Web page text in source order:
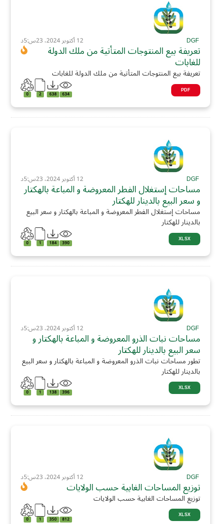
DGF 12 أكتوبر 2024، 23س:5د
تعريفة بيع المنتوجات المتأتية من ملك الدولة
للغابات
تعريفة بيع المنتوجات المتأتية من ملك الدولة للغابات
PDF
634
638
2
0
DGF 12 أكتوبر 2024، 23س:5د
مساحات إستغلال الفطر المعروضة و المباعة بالهكتار
و سعر البيع بالدينار للهكتار
مساحات إستغلال الفطر المعروضة و المباعة بالهكتار و سعر البيع
بالدينار للهكتار
XLSX
390
184
1
0
DGF 12 أكتوبر 2024، 23س:5د
مساحات نبات الذرو المعروضة و المباعة بالهكتار و
سعر البيع بالدينار للهكتار
تطور مساحات نبات الذرو المعروضة و المباعة بالهكتار و سعر البيع
بالدينار للهكتار
XLSX
396
138
1
0
DGF 12 أكتوبر 2024، 23س:5د
توزيع المساحات الغابية حسب الولايات
توزيع المساحات الغابية حسب الولايات
XLSX
812
350
1
0